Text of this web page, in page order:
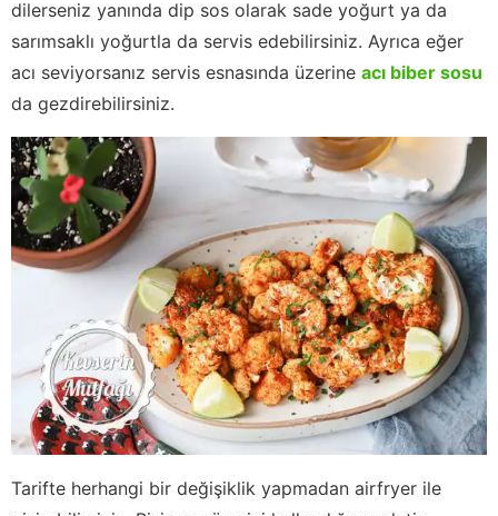
dilerseniz yanında dip sos olarak sade yoğurt ya da
sarımsaklı yoğurtla da servis edebilirsiniz. Ayrıca eğer
acı seviyorsanız servis esnasında üzerine acı biber sosu
da gezdirebilirsiniz.
Tarifte herhangi bir değişiklik yapmadan airfryer ile